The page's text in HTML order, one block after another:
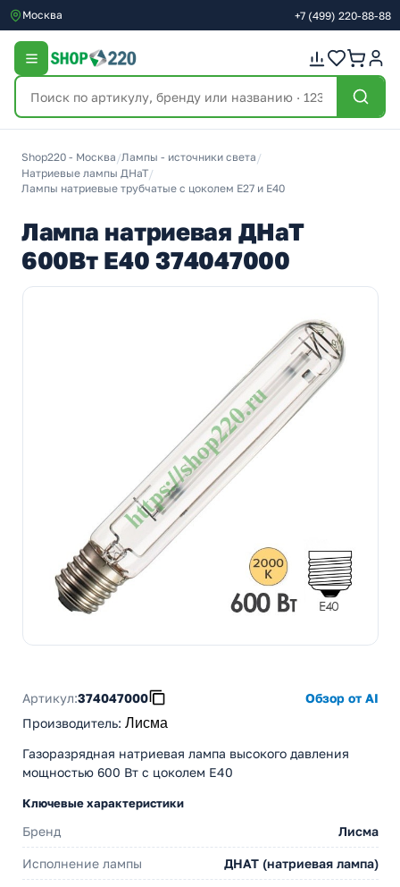
Москва +7 (499) 220-88-88
Shop220 - Москва /Лампы - источники света /
Натриевые лампы ДНаТ/
Лампы натриевые трубчатые с цоколем Е27 и Е40
Лампа натриевая ДНаТ
600Вт Е40 374047000
Артикул:374047000
Обзор от AI
Производитель: Лисма
Газоразрядная натриевая лампа высокого давления
мощностью 600 Вт с цоколем E40
Ключевые характеристики
Бренд Лисма
Исполнение лампы ДНАТ (натриевая лампа)